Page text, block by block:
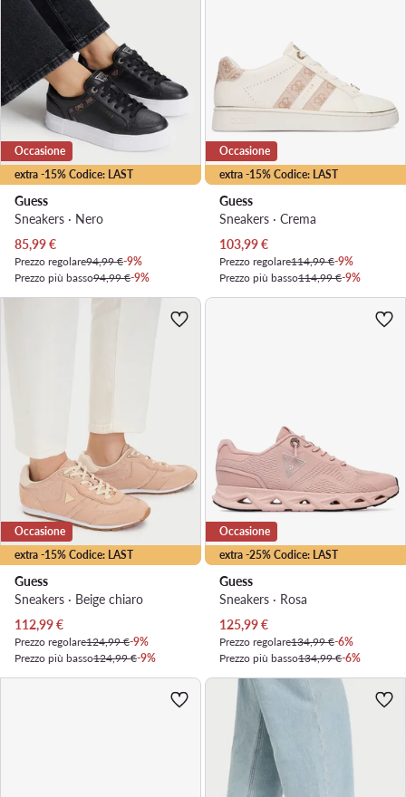
extra -15% Codice: LAST
Occasione
Guess
Sneakers · Nero
Prezzo attuale
85,99€
Prezzo regolare94,99 €-9%
Prezzo più basso94,99 €-9%
extra -15% Codice: LAST
Occasione
Guess
Sneakers · Crema
Prezzo attuale
103,99€
Prezzo regolare114,99 €-9%
Prezzo più basso114,99 €-9%
extra -15% Codice: LAST
Occasione
Guess
Sneakers · Beige chiaro
Prezzo attuale
112,99€
Prezzo regolare124,99 €-9%
Prezzo più basso124,99 €-9%
extra -25% Codice: LAST
Occasione
Guess
Sneakers · Rosa
Prezzo attuale
125,99€
Prezzo regolare134,99 €-6%
Prezzo più basso134,99 €-6%